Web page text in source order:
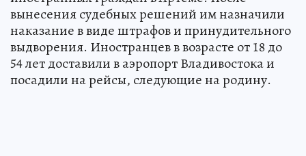
вынесения судебных решений им назначили
наказание в виде штрафов и принудительного
выдворения. Иностранцев в возрасте от 18 до
54 лет доставили в аэропорт Владивостока и
посадили на рейсы, следующие на родину.